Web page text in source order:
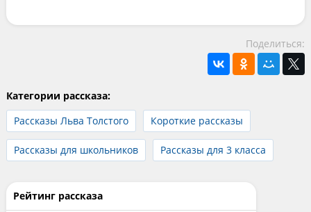
Поделиться:
Категории рассказа:
Рассказы Льва Толстого
Короткие рассказы
Рассказы для школьников Рассказы для 3 класса
Рейтинг рассказа